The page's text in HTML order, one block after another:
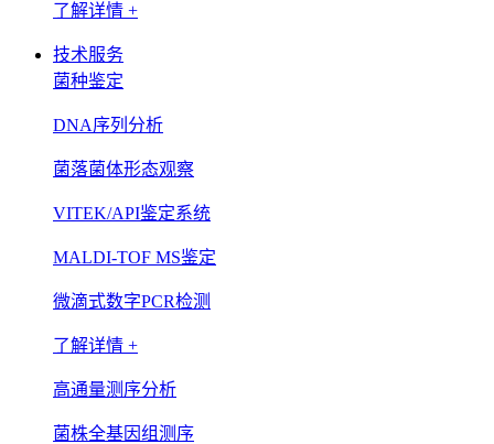
了解详情 +
技术服务
菌种鉴定
DNA序列分析
菌落菌体形态观察
VITEK/API鉴定系统
MALDI-TOF MS鉴定
微滴式数字PCR检测
了解详情 +
高通量测序分析
菌株全基因组测序